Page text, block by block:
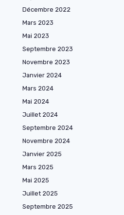
Décembre 2022
Mars 2023
Mai 2023
Septembre 2023
Novembre 2023
Janvier 2024
Mars 2024
Mai 2024
Juillet 2024
Septembre 2024
Novembre 2024
Janvier 2025
Mars 2025
Mai 2025
Juillet 2025
Septembre 2025